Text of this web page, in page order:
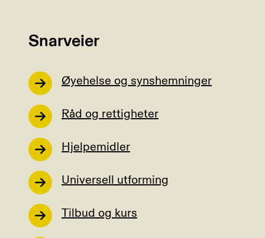
Snarveier
Øyehelse og synshemninger
Råd og rettigheter
Hjelpemidler
Universell utforming
Tilbud og kurs